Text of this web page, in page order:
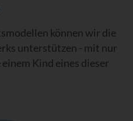
können wir die
unterstützen - mit nur
Kind eines dieser